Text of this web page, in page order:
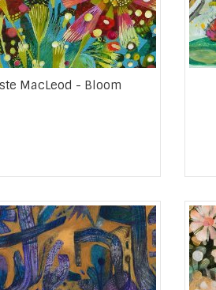
MacLeod - Bloom